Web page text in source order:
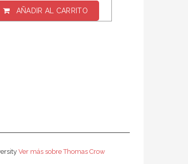
AÑADIR AL CARRITO
Ver más sobre Thomas Crow